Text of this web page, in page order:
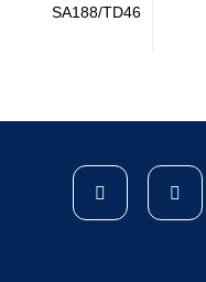
SA188/TD46